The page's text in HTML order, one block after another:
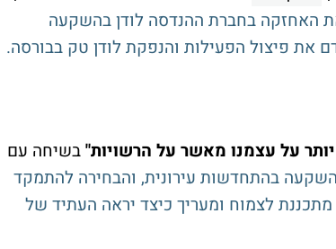
האחזקה בחברת ההנדסה לודן בהשקעה
על עצמנו מאשר על הרשויות"בשיחה עם
בהתחדשות עירונית, והבחירה להתמקד
לצמוח ומעריך כיצד יראה העתיד של